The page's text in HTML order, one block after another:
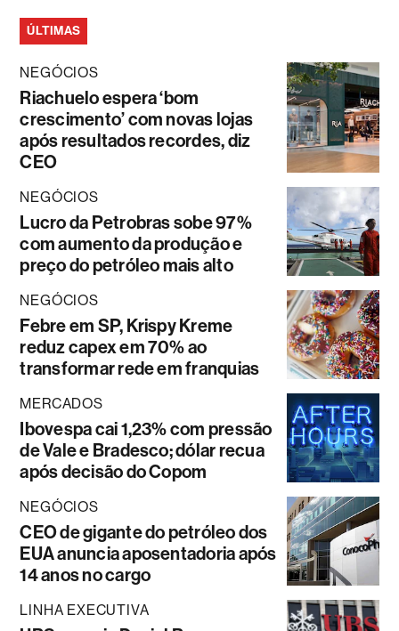
ÚLTIMAS
NEGÓCIOS
Riachuelo espera ‘bom
crescimento’ com novas lojas
após resultados recordes, diz
CEO
NEGÓCIOS
Lucro da Petrobras sobe 97%
com aumento da produção e
preço do petróleo mais alto
NEGÓCIOS
Febre em SP, Krispy Kreme
reduz capex em 70% ao
transformar rede em franquias
MERCADOS
Ibovespa cai 1,23% com pressão
de Vale e Bradesco; dólar recua
após decisão do Copom
NEGÓCIOS
CEO de gigante do petróleo dos
EUA anuncia aposentadoria após
14 anos no cargo
LINHA EXECUTIVA